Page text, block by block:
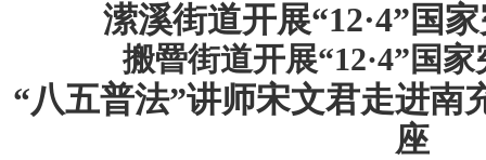
潆溪街道开展“12·4”国
搬罾街道开展“12·4”国家
“八五普法”讲师宋文君走进南
座